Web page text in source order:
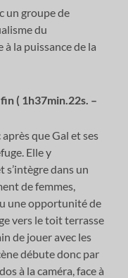
un groupe de
du
à la puissance de la
( 1h37min.22s. –
que Gal et ses
Elle y
s’intègre dans un
de femmes,
une opportunité de
vers le toit terrasse
de jouer avec les
débute donc par
à la caméra, face à